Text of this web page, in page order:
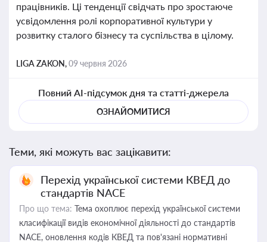
працівників. Ці тенденції свідчать про зростаюче
усвідомлення ролі корпоративної культури у
розвитку сталого бізнесу та суспільства в цілому.
LIGA ZAKON,09 червня 2026
Повний AI-підсумок дня та статті-джерела
ОЗНАЙОМИТИСЯ
Теми, які можуть вас зацікавити:
Перехід української системи КВЕД до
стандартів NACE
Про що тема: Тема охоплює перехід української системи
класифікації видів економічної діяльності до стандартів
NACE, оновлення кодів КВЕД та пов'язані нормативні